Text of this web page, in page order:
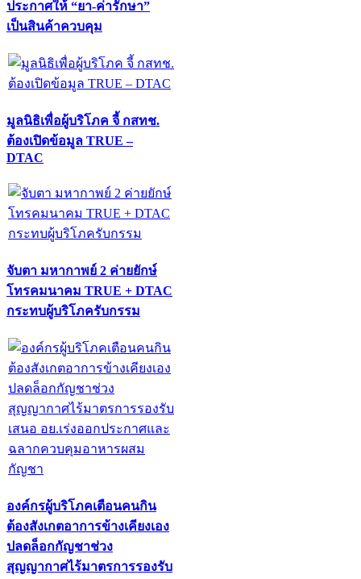
ประกาศให้ “ยา-ค่ารักษา”
เป็นสินค้าควบคุม
มูลนิธิเพื่อผู้บริโภค จี้ กสทช.
ต้องเปิดข้อมูล TRUE –
DTAC
จับตา มหากาพย์ 2 ค่ายยักษ์
โทรคมนาคม TRUE + DTAC
กระทบผู้บริโภครับกรรม
องค์กรผู้บริโภคเตือนคนกิน
ต้องสังเกตอาการข้างเคียงเอง
ปลดล็อกกัญชาช่วง
สุญญากาศไร้มาตรการรองรับ